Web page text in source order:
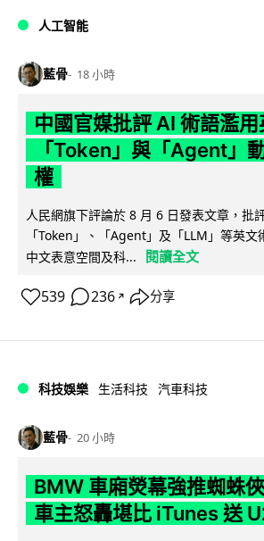
人工智能
藍骨 18 小時
中國官媒批評 AI 術語濫
「Token」與「Agent」
權
人民網旗下評論於 8 月 6 日發表文章，批
「Token」、「Agent」及「LLM」等英
中文表意空間及科...
閱讀全文
539 236 ↗ 分享
科技娛樂 生活科技 汽車科技
藍骨 20 小時
BMW 車廂熒幕強推蜘蛛
車主怒轟堪比 iTunes 送